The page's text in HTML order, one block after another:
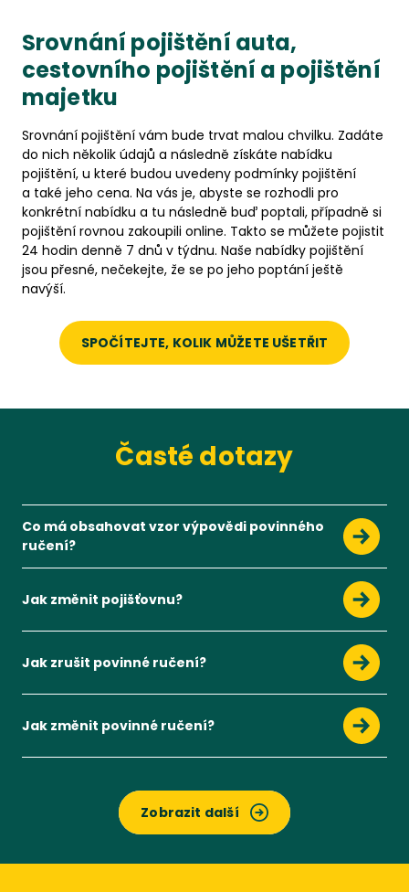
Srovnání pojištění auta,
cestovního pojištění a pojištění
majetku
Srovnání pojištění vám bude trvat malou chvilku. Zadáte
do nich několik údajů a následně získáte nabídku
pojištění, u které budou uvedeny podmínky pojištění
a také jeho cena. Na vás je, abyste se rozhodli pro
konkrétní nabídku a tu následně buď poptali, případně si
pojištění rovnou zakoupili online. Takto se můžete pojistit
24 hodin denně 7 dnů v týdnu. Naše nabídky pojištění
jsou přesné, nečekejte, že se po jeho poptání ještě
navýší.
SPOČÍTEJTE, KOLIK MŮŽETE UŠETŘIT
Časté dotazy
Co má obsahovat vzor výpovědi povinného
ručení?
Kromě čísla pojistné smlouvy to je vaše jméno, příjmení,
Jak změnit pojišťovnu?
Pojišťovnu můžete změnit na konci pojistného období.
Jak zrušit povinné ručení?
Povinné ručení nemůžete zrušit kdykoliv, ale pouze za
Jak změnit povinné ručení?
Povinné ručení lze změnit podle určitých pravidel.
Zobrazit další